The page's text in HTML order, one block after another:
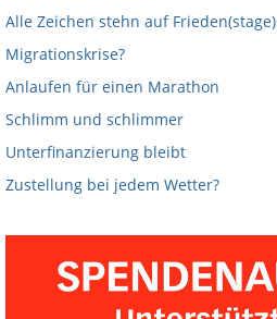
Alle Zeichen stehn auf Frieden(stage)
Migrationskrise?
Anlaufen für einen Marathon
Schlimm und schlimmer
Unterfinanzierung bleibt
Zustellung bei jedem Wetter?